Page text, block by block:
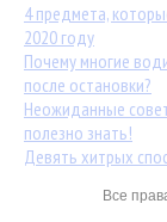
4 предмета,
2020 году
Почему многие
после остановки?
Неожиданные
полезно знать!
Девять хитрых
Все